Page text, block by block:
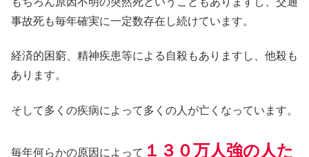
事故死も毎年確実に一定数存在し続けています。
経済的困窮、精神疾患等による自殺もありますし、他殺も
あります。
そして多くの疾病によって多くの人が亡くなっています。
毎年何らかの原因によって １３０万人強の人た